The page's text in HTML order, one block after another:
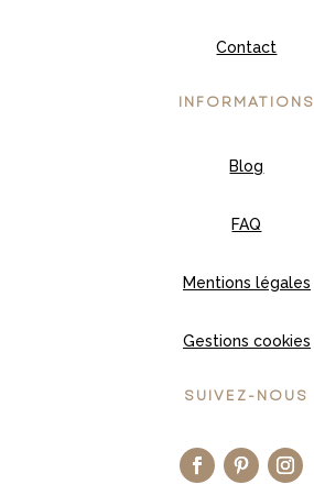
Contact
INFORMATIONS
Blog
FAQ
Mentions légales
Gestions cookies
SUIVEZ-NOUS